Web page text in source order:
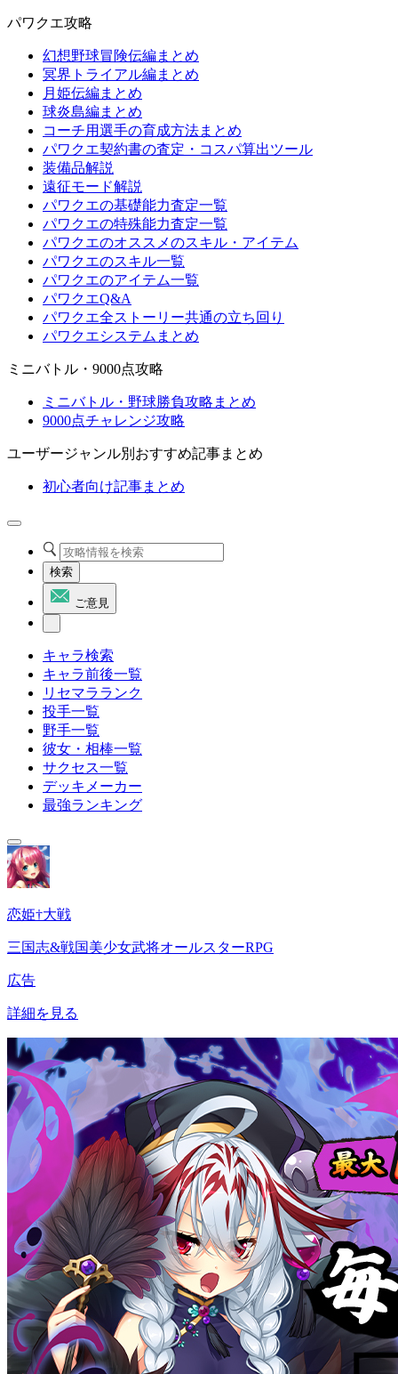
パワクエ攻略
幻想野球冒険伝編まとめ
冥界トライアル編まとめ
月姫伝編まとめ
球炎島編まとめ
コーチ用選手の育成方法まとめ
パワクエ契約書の査定・コスパ算出ツール
装備品解説
遠征モード解説
パワクエの基礎能力査定一覧
パワクエの特殊能力査定一覧
パワクエのオススメのスキル・アイテム
パワクエのスキル一覧
パワクエのアイテム一覧
パワクエQ&A
パワクエ全ストーリー共通の立ち回り
パワクエシステムまとめ
ミニバトル・9000点攻略
ミニバトル・野球勝負攻略まとめ
9000点チャレンジ攻略
ユーザージャンル別おすすめ記事まとめ
初心者向け記事まとめ
検索
ご意見
キャラ検索
キャラ前後一覧
リセマラランク
投手一覧
野手一覧
彼女・相棒一覧
サクセス一覧
デッキメーカー
最強ランキング
恋姫†大戦
三国志&戦国美少女武将オールスターRPG
広告
詳細を見る